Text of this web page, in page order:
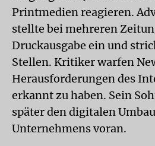
Printmedien reagieren.
stellte bei mehreren
Druckausgabe ein und
Stellen. Kritiker warfen
Herausforderungen des
erkannt zu haben. Sein
später den digitalen
Unternehmens voran.